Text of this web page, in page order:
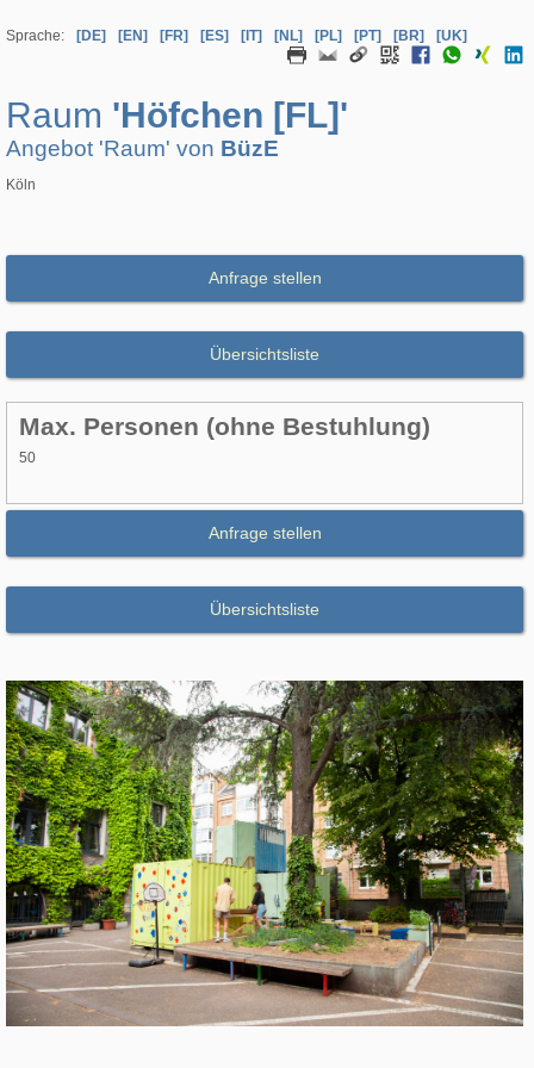
Sprache: [DE] [EN] [FR] [ES] [IT] [NL] [PL] [PT] [BR] [UK]
Raum 'Höfchen [FL]'
Angebot 'Raum' von BüzE
Köln
Anfrage stellen
Übersichtsliste
Max. Personen (ohne Bestuhlung)
50
Anfrage stellen
Übersichtsliste